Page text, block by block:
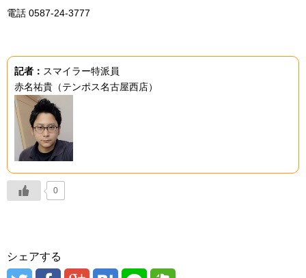
電話 0587-24-3777
記者： スマイラー特派員
赤名祐貴（テンポス名古屋西店）
0
シェアする